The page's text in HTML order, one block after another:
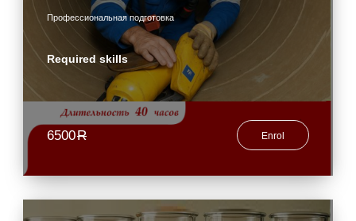
Профессиональная подготовка
Required skills
6500R Enrol